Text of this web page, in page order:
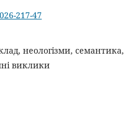
217-47
неологізми, семантика,
виклики